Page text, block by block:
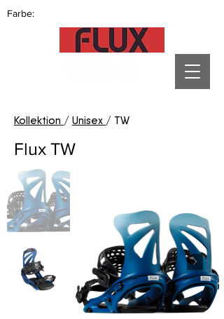
Farbe:
Kollektion / Unisex / TW
Flux TW